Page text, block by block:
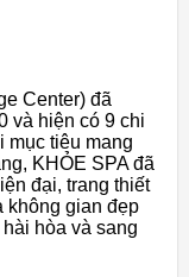
Center) đã
và hiện có 9 chi
mục tiêu mang
KHỎE SPA đã
đại, trang thiết
không gian đẹp
hòa và sang